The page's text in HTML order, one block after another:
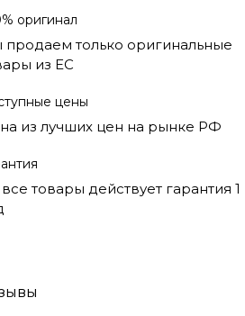
оборудования найдут источник
питания APC BVX2200LI
для обеспечения бесперебойной
устройств во время отключения
Эти источники
питания идеально подходят
компьютеров, серверов и других
важных устройств от повреждений
данных. Профессиональные
для различных групп
оригинал
только оригинальные
из EC
цены
из лучших цен на рынке РФ
товары действует гарантия 1